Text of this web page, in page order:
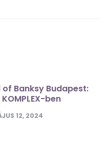
of Banksy Budapest:
ben
12, 2024